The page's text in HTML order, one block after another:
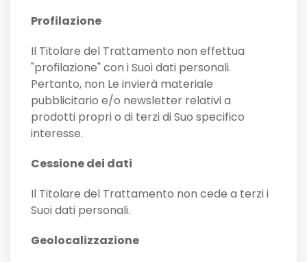
Profilazione
Il Titolare del Trattamento non effettua
"profilazione" con i Suoi dati personali.
Pertanto, non Le invierà materiale
pubblicitario e/o newsletter relativi a
prodotti propri o di terzi di Suo specifico
interesse.
Cessione dei dati
Il Titolare del Trattamento non cede a terzi i
Suoi dati personali.
Geolocalizzazione